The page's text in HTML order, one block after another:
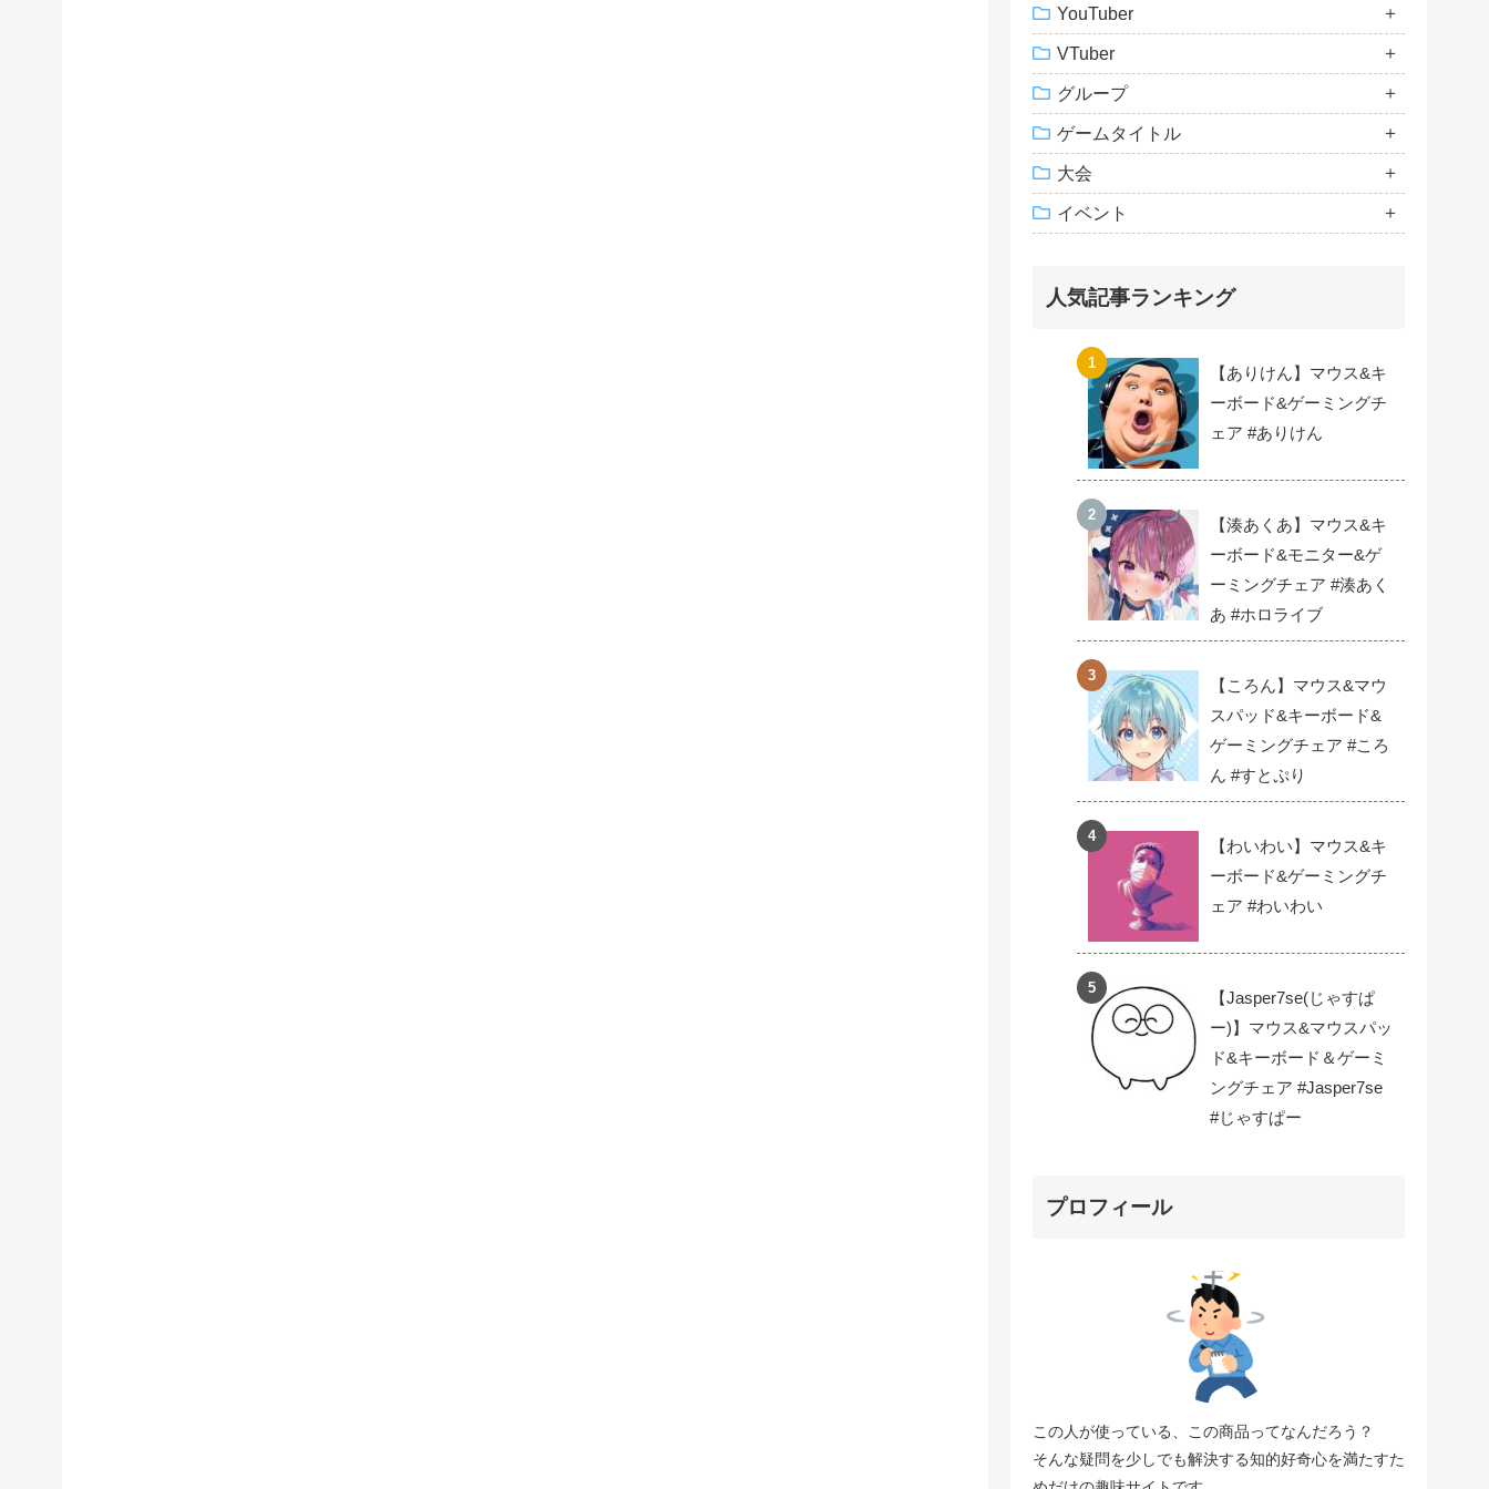
YouTuber
VTuber
グループ
ゲームタイトル
大会
イベント
人気記事ランキング
【ありけん】マウス&キ
ーボード&ゲーミングチ
ェア #ありけん
【湊あくあ】マウス&キ
ーボード&モニター&ゲ
ーミングチェア #湊あく
あ #ホロライブ
【ころん】マウス&マウ
スパッド&キーボード&
ゲーミングチェア #ころ
ん #すとぷり
【わいわい】マウス&キ
ーボード&ゲーミングチ
ェア #わいわい
【Jasper7se(じゃすぱ
ー)】マウス&マウスパッ
ド&キーボード＆ゲーミ
ングチェア #Jasper7se
#じゃすぱー
プロフィール
この人が使っている、この商品ってなんだろう？
そんな疑問を少しでも解決する知的好奇心を満たすた